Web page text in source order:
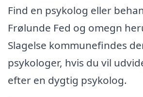
Find en psykolog eller
Frølunde Fed og omegn
Slagelse kommunefindes
psykologer, hvis du vil
efter en dygtig psykolog.